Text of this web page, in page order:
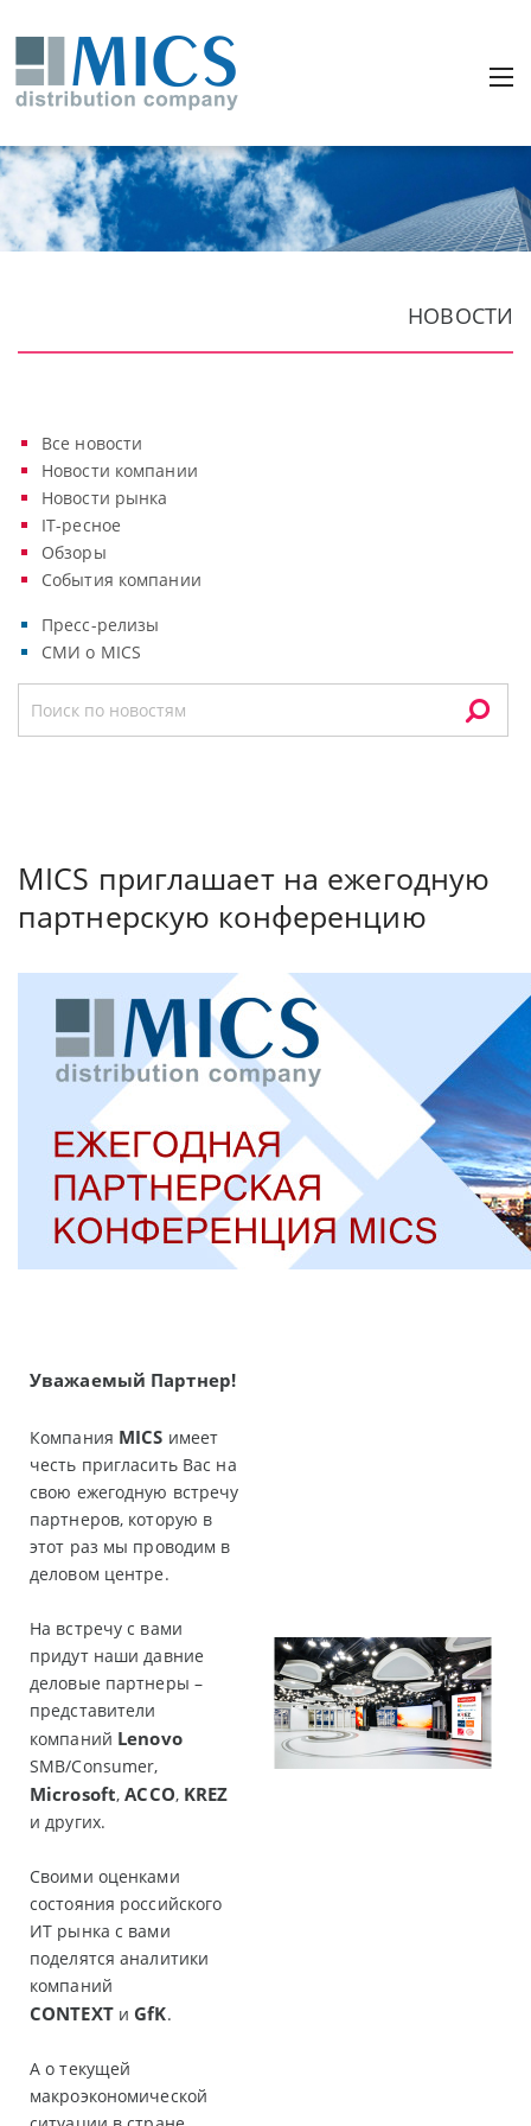
НОВОСТИ
Все новости
Новости компании
Новости рынка
IT-ресное
Обзоры
События компании
Пресс-релизы
СМИ о MICS
MICS приглашает на ежегодную
партнерскую конференцию
Уважаемый Партнер!
Компания MICS имеет
честь пригласить Вас на
свою ежегодную встречу
партнеров, которую в
этот раз мы проводим в
деловом центре.
На встречу с вами
придут наши давние
деловые партнеры –
представители
компаний Lenovo
SMB/Consumer,
Microsoft,ACCO, KREZ
и других.
Своими оценками
состояния российского
ИТ рынка с вами
поделятся аналитики
компаний
CONTEXTи GfK.
А о текущей
макроэкономической